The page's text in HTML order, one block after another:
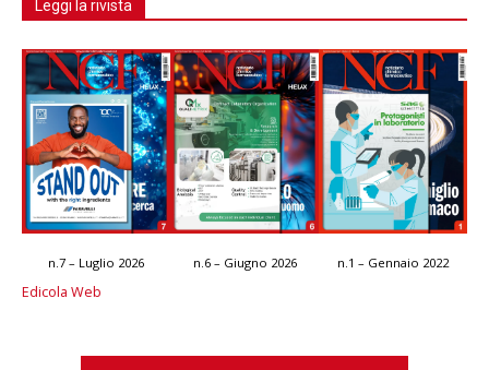
Leggi la rivista
n.7 – Luglio 2026 n.6 – Giugno 2026 n.1 – Gennaio 2022
Edicola Web